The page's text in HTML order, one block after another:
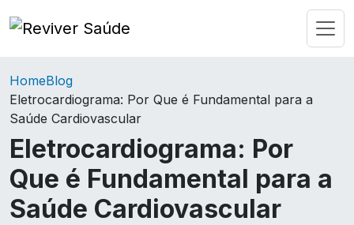
HomeBlog
Eletrocardiograma: Por Que é Fundamental para a
Saúde Cardiovascular
Eletrocardiograma: Por
Que é Fundamental para a
Saúde Cardiovascular